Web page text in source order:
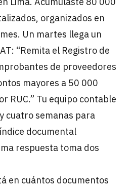
organizados en
Un martes llega un
“Remita el Registro de
de proveedores
mayores a 50 000
RUC.” Tu equipo contable
cuatro semanas para
documental
respuesta toma dos
en cuántos documentos